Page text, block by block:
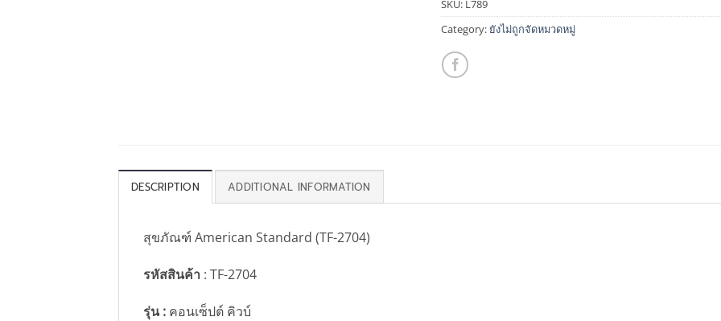
SKU: L789
Category: ยังไม่ถูกจัดหมวดหมู่
DESCRIPTION ADDITIONAL INFORMATION
สุขภัณฑ์ American Standard (TF-2704)
รหัสสินค้า : TF-2704
รุ่น : คอนเซ็ปต์ คิวบ์